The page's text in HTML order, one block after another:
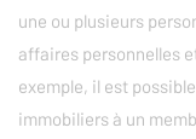
une ou plusieurs
affaires personnelles
exemple, il est
immobiliers à un